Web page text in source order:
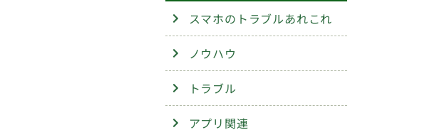
スマホのトラブルあれこれ
ノウハウ
トラブル
アプリ関連